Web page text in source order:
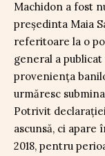
Machidon a fost
președinta Maia
referitoare la o
general a
proveniența
urmăresc
Potrivit
ascunsă, ci apare
2018, pentru